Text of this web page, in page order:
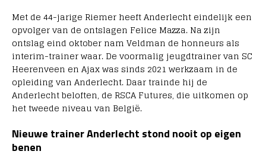
Met de 44-jarige Riemer heeft Anderlecht eindelijk een
opvolger van de ontslagen Felice Mazza. Na zijn
ontslag eind oktober nam Veldman de honneurs als
interim-trainer waar. De voormalig jeugdtrainer van SC
Heerenveen en Ajax was sinds 2021 werkzaam in de
opleiding van Anderlecht. Daar trainde hij de
Anderlecht beloften, de RSCA Futures, die uitkomen op
het tweede niveau van België.
Nieuwe trainer Anderlecht stond nooit op eigen
benen